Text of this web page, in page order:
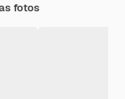
fotos